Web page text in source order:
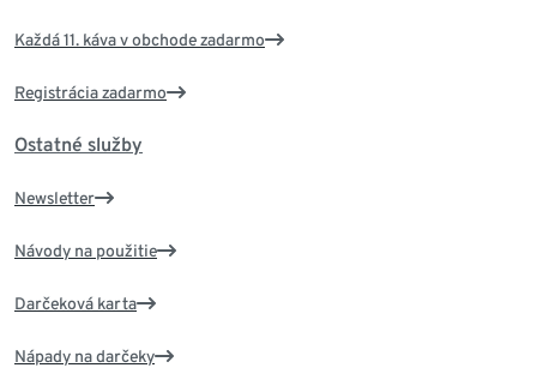
Každá 11. káva v obchode zadarmo
Registrácia zadarmo
Ostatné služby
Newsletter
Návody na použitie
Darčeková karta
Nápady na darčeky